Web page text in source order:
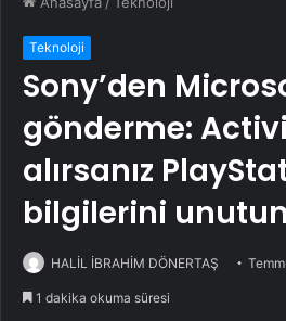
Teknoloji
Sony’den
gönderme:
alırsanız
bilgilerini unutun
HALİL İBRAHİM DÖNERTAŞ
1 dakika okuma süresi